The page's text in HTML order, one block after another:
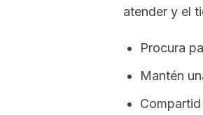
atender y el
Procura
Mantén